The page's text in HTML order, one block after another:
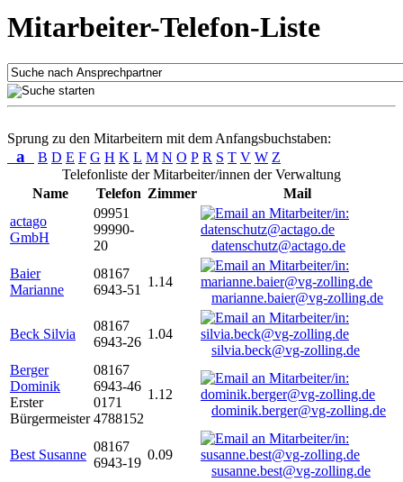
Mitarbeiter-Telefon-Liste
Sprung zu den Mitarbeitern mit dem Anfangsbuchstaben:
a B D E F G H K L M N O P R S T V W Z
Telefonliste der Mitarbeiter/innen der Verwaltung
Name
Telefon Zimmer
Mail
actago
GmbH
09951
99990-
20
datenschutz@actago.de
Baier
Marianne
08167
6943-51
1.14
marianne.baier@vg-zolling.de
Beck Silvia
08167
6943-26
1.04
silvia.beck@vg-zolling.de
Berger
Dominik
Erster
Bürgermeister
08167
6943-46
0171
4788152
1.12
dominik.berger@vg-zolling.de
Best Susanne
08167
6943-19
0.09
susanne.best@vg-zolling.de